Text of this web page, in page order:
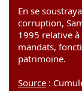
En se
corruption,
1995 relative
mandats,
patrimoine.
Source :